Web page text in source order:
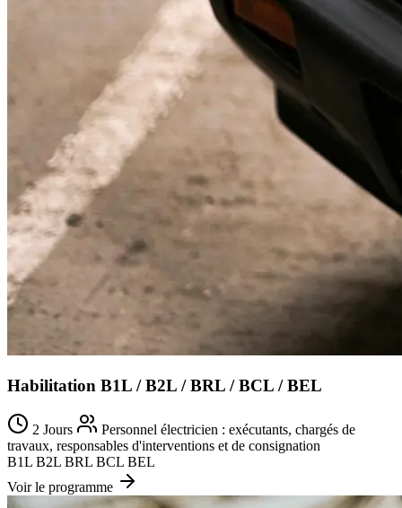
Habilitation B1L / B2L / BRL / BCL / BEL
2 Jours
Personnel électricien : exécutants, chargés de
travaux, responsables d'interventions et de consignation
B1L B2L BRL BCL BEL
Voir le programme